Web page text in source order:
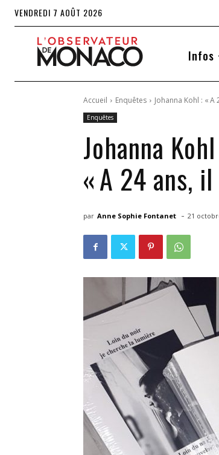
VENDREDI 7 AOÛT 2026
Infos
Accueil Enquêtes Johanna Kohl : «
Enquêtes
Johanna
« A 24 ans,
par Anne Sophie Fontanet - 21